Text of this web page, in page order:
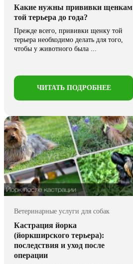
Какие нужны прививки щенкам
той терьера до года?
Прежде всего, прививки щенку той
терьера необходимо делать для того,
чтобы у животного была ...
ЧИТАТЬ ПОДРОБНЕЕ
Ветеринарные услуги для собак
Кастрация йорка
(йоркширского терьера):
последствия и уход после
операции